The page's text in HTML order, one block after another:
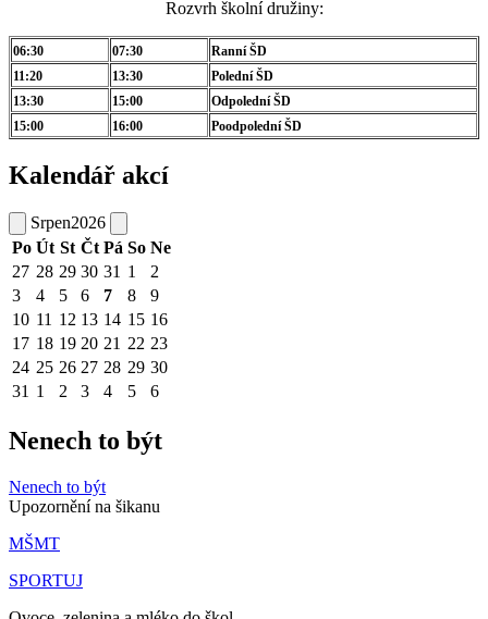
Rozvrh školní družiny:
06:30 07:30
Ranní ŠD
11:20
13:30
Polední ŠD
13:30
15:00
Odpolední ŠD
15:00
16:00 Poodpolední ŠD
Kalendář akcí
Srpen2026
Po Út St Čt Pá So Ne
27 28 29 30 31 1
2
3
4 5 6 7 8
9
10 11 12 13 14 15 16
17 18 19 20 21 22 23
24 25 26 27 28 29 30
31 1 2 3 4 5 6
Nenech to být
Nenech to být
Upozornění na šikanu
MŠMT
SPORTUJ